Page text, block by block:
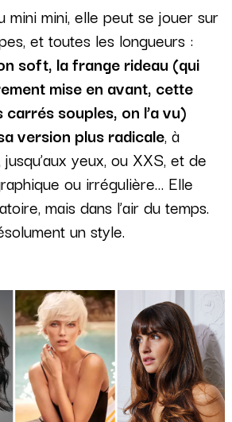
mini mini, elle peut se jouer sur
et toutes les longueurs :
soft, la frange rideau (qui
mise en avant, cette
souples, on l’a vu)
version plus radicale, à
yeux, ou XXS, et de
ou irrégulière… Elle
mais dans l’air du temps.
un style.